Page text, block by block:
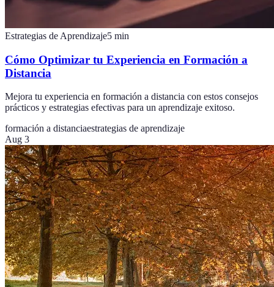
Estrategias de Aprendizaje5 min
Cómo Optimizar tu Experiencia en Formación a
Distancia
Mejora tu experiencia en formación a distancia con estos consejos
prácticos y estrategias efectivas para un aprendizaje exitoso.
formación a distanciaestrategias de aprendizaje
Aug 3